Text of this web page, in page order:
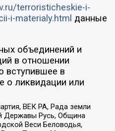
terroristicheskie-i-
i-materialy.html данные
объединений и
в отношении
вступившее в
о ликвидации или
ВЕК РА, Рада земли
Державы Русь, Община
Веси Беловодья,